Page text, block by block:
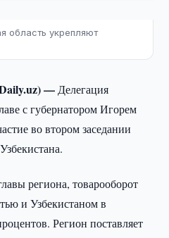
область укрепляют
—Делегация
с губернатором Игорем
во втором заседании
региона, товарооборот
и Узбекистаном в
Регион поставляет